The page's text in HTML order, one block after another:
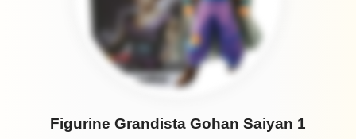
Figurine Grandista Gohan Saiyan 1